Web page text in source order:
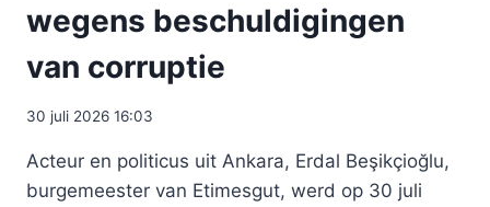
wegens beschuldigingen
van corruptie
30 juli 2026 16:03
Acteur en politicus uit Ankara, Erdal Beşikçioğlu,
burgemeester van Etimesgut, werd op 30 juli